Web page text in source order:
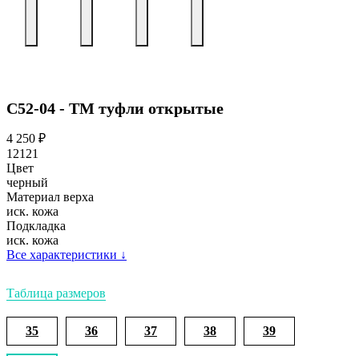
С52-04 - ТМ туфли открытые
4 250 ₽
12121
Цвет
черный
Материал верха
иск. кожа
Подкладка
иск. кожа
Все характеристики ↓
Таблица размеров
35 36 37 38 39